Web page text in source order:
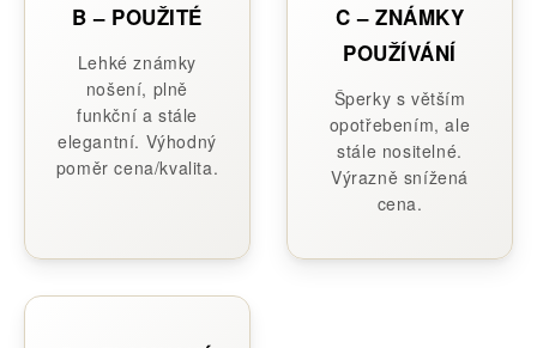
B – POUŽITÉ
Lehké známky
nošení, plně
funkční a stále
elegantní. Výhodný
poměr cena/kvalita.
C – ZNÁMKY
POUŽÍVÁNÍ
Šperky s větším
opotřebením, ale
stále nositelné.
Výrazně snížená
cena.